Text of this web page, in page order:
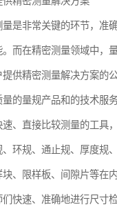
是非常关键的环节，准
而在精密测量领域中，
供精密测量解决方案的
的量规产品和的技术服务
、直接比较测量的工具
环规、通止规、厚度规
、限样板、间隙片等在
快速、准确地进行尺寸